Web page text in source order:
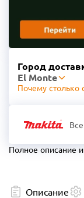
Город
El Monte
Почему столько
Полное описание
Описание